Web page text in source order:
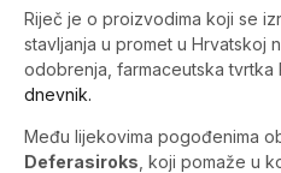
Riječ je o proizvodima koji se
stavljanja u promet u Hrvatskoj
odobrenja, farmaceutska tvrtka
dnevnik.
Među lijekovima pogođenima
Deferasiroks , koji pomaže u